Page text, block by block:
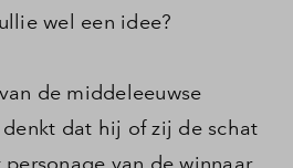
wel een idee?
de middeleeuwse
dat hij of zij de schat